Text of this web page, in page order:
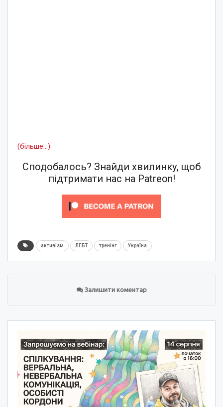
(більше…)
Сподобалось? Знайди хвилинку, щоб
підтримати нас на Patreon!
активізм ЛГБТ тренінг Україна
Залишити коментар